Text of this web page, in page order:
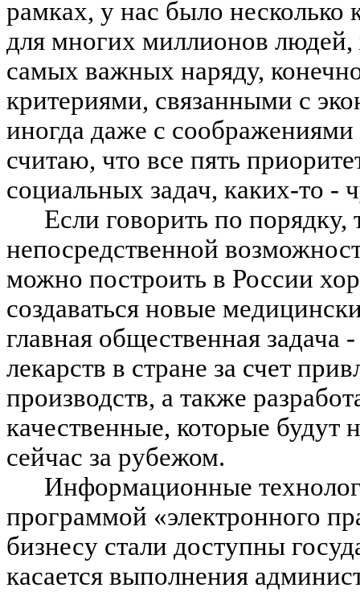
рамках, у нас было несколько
для многих миллионов
самых важных наряду,
критериями, связанными с
иногда даже с соображениями
считаю, что все пять
социальных задач, каких-то -
Если говорить по
непосредственной
можно построить в России
создаваться новые
главная общественная задача
лекарств в стране за счет
производств, а также
качественные, которые будут
сейчас за рубежом.
Информационные
программой «электронного
бизнесу стали доступны
касается выполнения